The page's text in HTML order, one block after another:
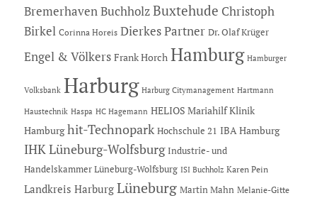
Bremerhaven Buchholz Buxtehude Christoph
Birkel Corinna Horeis Dierkes Partner Dr. Olaf Krüger
Engel & Völkers Frank Horch Hamburg Hamburger
Volksbank Harburg Harburg Citymanagement Hartmann
Haustechnik Haspa HC Hagemann HELIOS Mariahilf Klinik
Hamburg hit-Technopark Hochschule 21 IBA Hamburg
IHK Lüneburg-Wolfsburg Industrie- und
Handelskammer Lüneburg-Wolfsburg ISI Buchholz Karen Pein
Landkreis Harburg Lüneburg Martin Mahn Melanie-Gitte